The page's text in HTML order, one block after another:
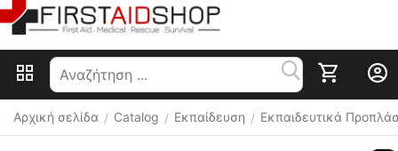
Αρχική σελίδα / Catalog / Εκπαίδευση / Εκπαιδευτικά